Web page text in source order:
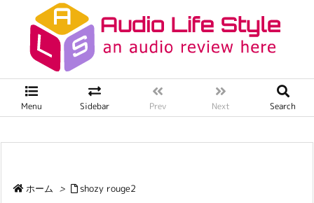
Menu Sidebar Prev Next Search
ホーム > shozy rouge2